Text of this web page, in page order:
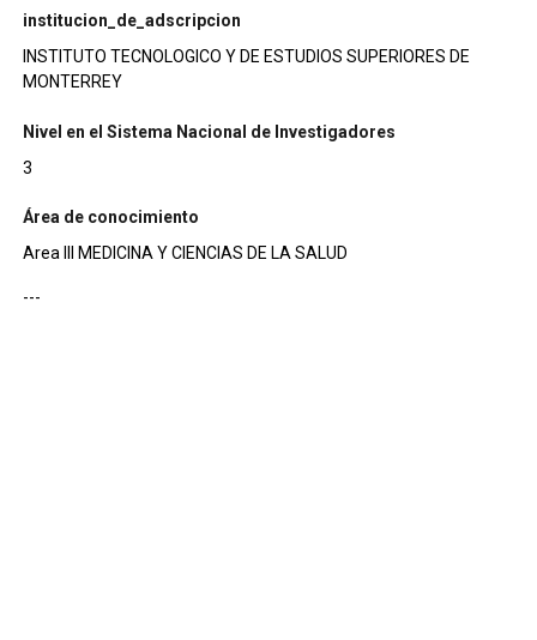
institucion_de_adscripcion
INSTITUTO TECNOLOGICO Y DE ESTUDIOS SUPERIORES DE
MONTERREY
Nivel en el Sistema Nacional de Investigadores
3
Área de conocimiento
Area III MEDICINA Y CIENCIAS DE LA SALUD
---